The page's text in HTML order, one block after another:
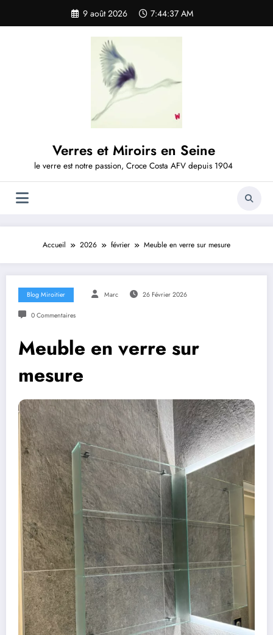
contenu
9 août 2026 7:44:37 AM
Verres et Miroirs en Seine
le verre est notre passion, Croce Costa AFV depuis 1904
Accueil 2026 février Meuble en verre sur mesure
Blog Miroitier Marc 26 Février 2026
0 Commentaires
Meuble en verre sur
mesure